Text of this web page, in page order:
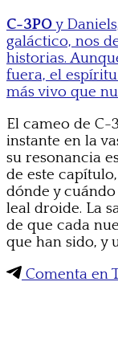
C-3POy
galáctico, nos
historias.
fuera, el
más vivo que
El cameo de C-
instante en la
su resonancia
de este
dónde y
leal droide. La
de que cada
que han sido, y
Comenta en